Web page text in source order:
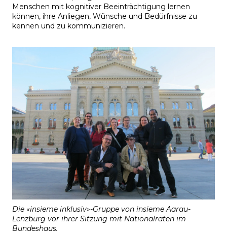
Menschen mit kognitiver Beeinträchtigung lernen
können, ihre Anliegen, Wünsche und Bedürfnisse zu
kennen und zu kommunizieren.
Die «insieme inklusiv»-Gruppe von insieme Aarau-
Lenzburg vor ihrer Sitzung mit Nationalräten im
Bundeshaus.